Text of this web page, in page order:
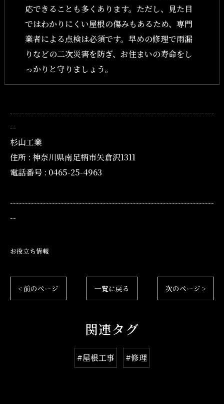
応できることも多くあります。ただし、見た目
ではわかりにくい屋根の傷みもあるため、専門
業者による点検は必須です。早めの修理で雨漏
りなどの二次災害を防ぎ、お住まいの寿命をし
っかりと守りましょう。
--------------------------------------------------------------------
--
杉山工業
住所 : 神奈川県南足柄市矢倉沢1311
電話番号 : 0465-25-4963
--------------------------------------------------------------------
--
お役立ち情報
< 前のページ 一覧に戻る 次のページ >
関連タグ
#屋根工事 #修理